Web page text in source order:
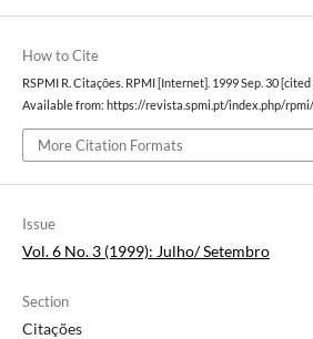
How to Cite
RSPMI R. Citações. RPMI [Internet]. 1999 Sep. 30 [cited
Available from: https://revista.spmi.pt/index.php/
More Citation Formats
Issue
Vol. 6 No. 3 (1999): Julho/ Setembro
Section
Citações